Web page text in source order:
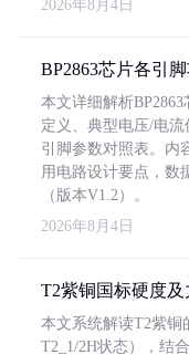
2026年8月4日
BP2863芯片各引
本文详细解析
定义、典型电压/电
引脚参数对照表。内
用电路设计要点，数
（版本V1.2）。
2026年8月4日
T2紫铜国标硬度
本文系统解读T2紫铜
T2_1/2H状态），结